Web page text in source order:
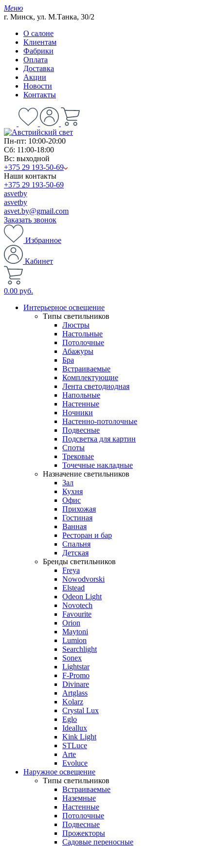
Меню
г. Минск, ул. М.Танка, 30/2
О салоне
Клиентам
Фабрики
Оплата
Доставка
Акции
Новости
Контакты
Пн-пт: 10:00-20:00
Сб: 11:00-18:00
Вс: выходной
+375 29 193-50-69
Наши контакты
+375 29 193-50-69
asvetby
asvetby
asvet.by@gmail.com
Заказать звонок
Избранное
Кабинет
0.00 руб.
Интерьерное освещение
Типы светильников
Люстры
Настольные
Потолочные
Абажуры
Бра
Встраиваемые
Комплектующие
Лента светодиодная
Напольные
Настенные
Ночники
Настенно-потолочные
Подвесные
Подсветка для картин
Споты
Трековые
Точечные накладные
Назначение светильников
Зал
Кухня
Офис
Прихожая
Гостиная
Ванная
Ресторан и бар
Спальня
Детская
Бренды светильников
Freya
Nowodvorski
Elstead
Odeon Light
Novotech
Favourite
Orion
Maytoni
Lumion
Searchlight
Sonex
Lightstar
F-Promo
Divinare
Artglass
Kolarz
Crystal Lux
Eglo
Ideallux
Kink Light
STLuce
Arte
Evoluce
Наружное освещение
Типы светильников
Встраиваемые
Наземные
Настенные
Потолочные
Подвесные
Прожекторы
Садовые переносные